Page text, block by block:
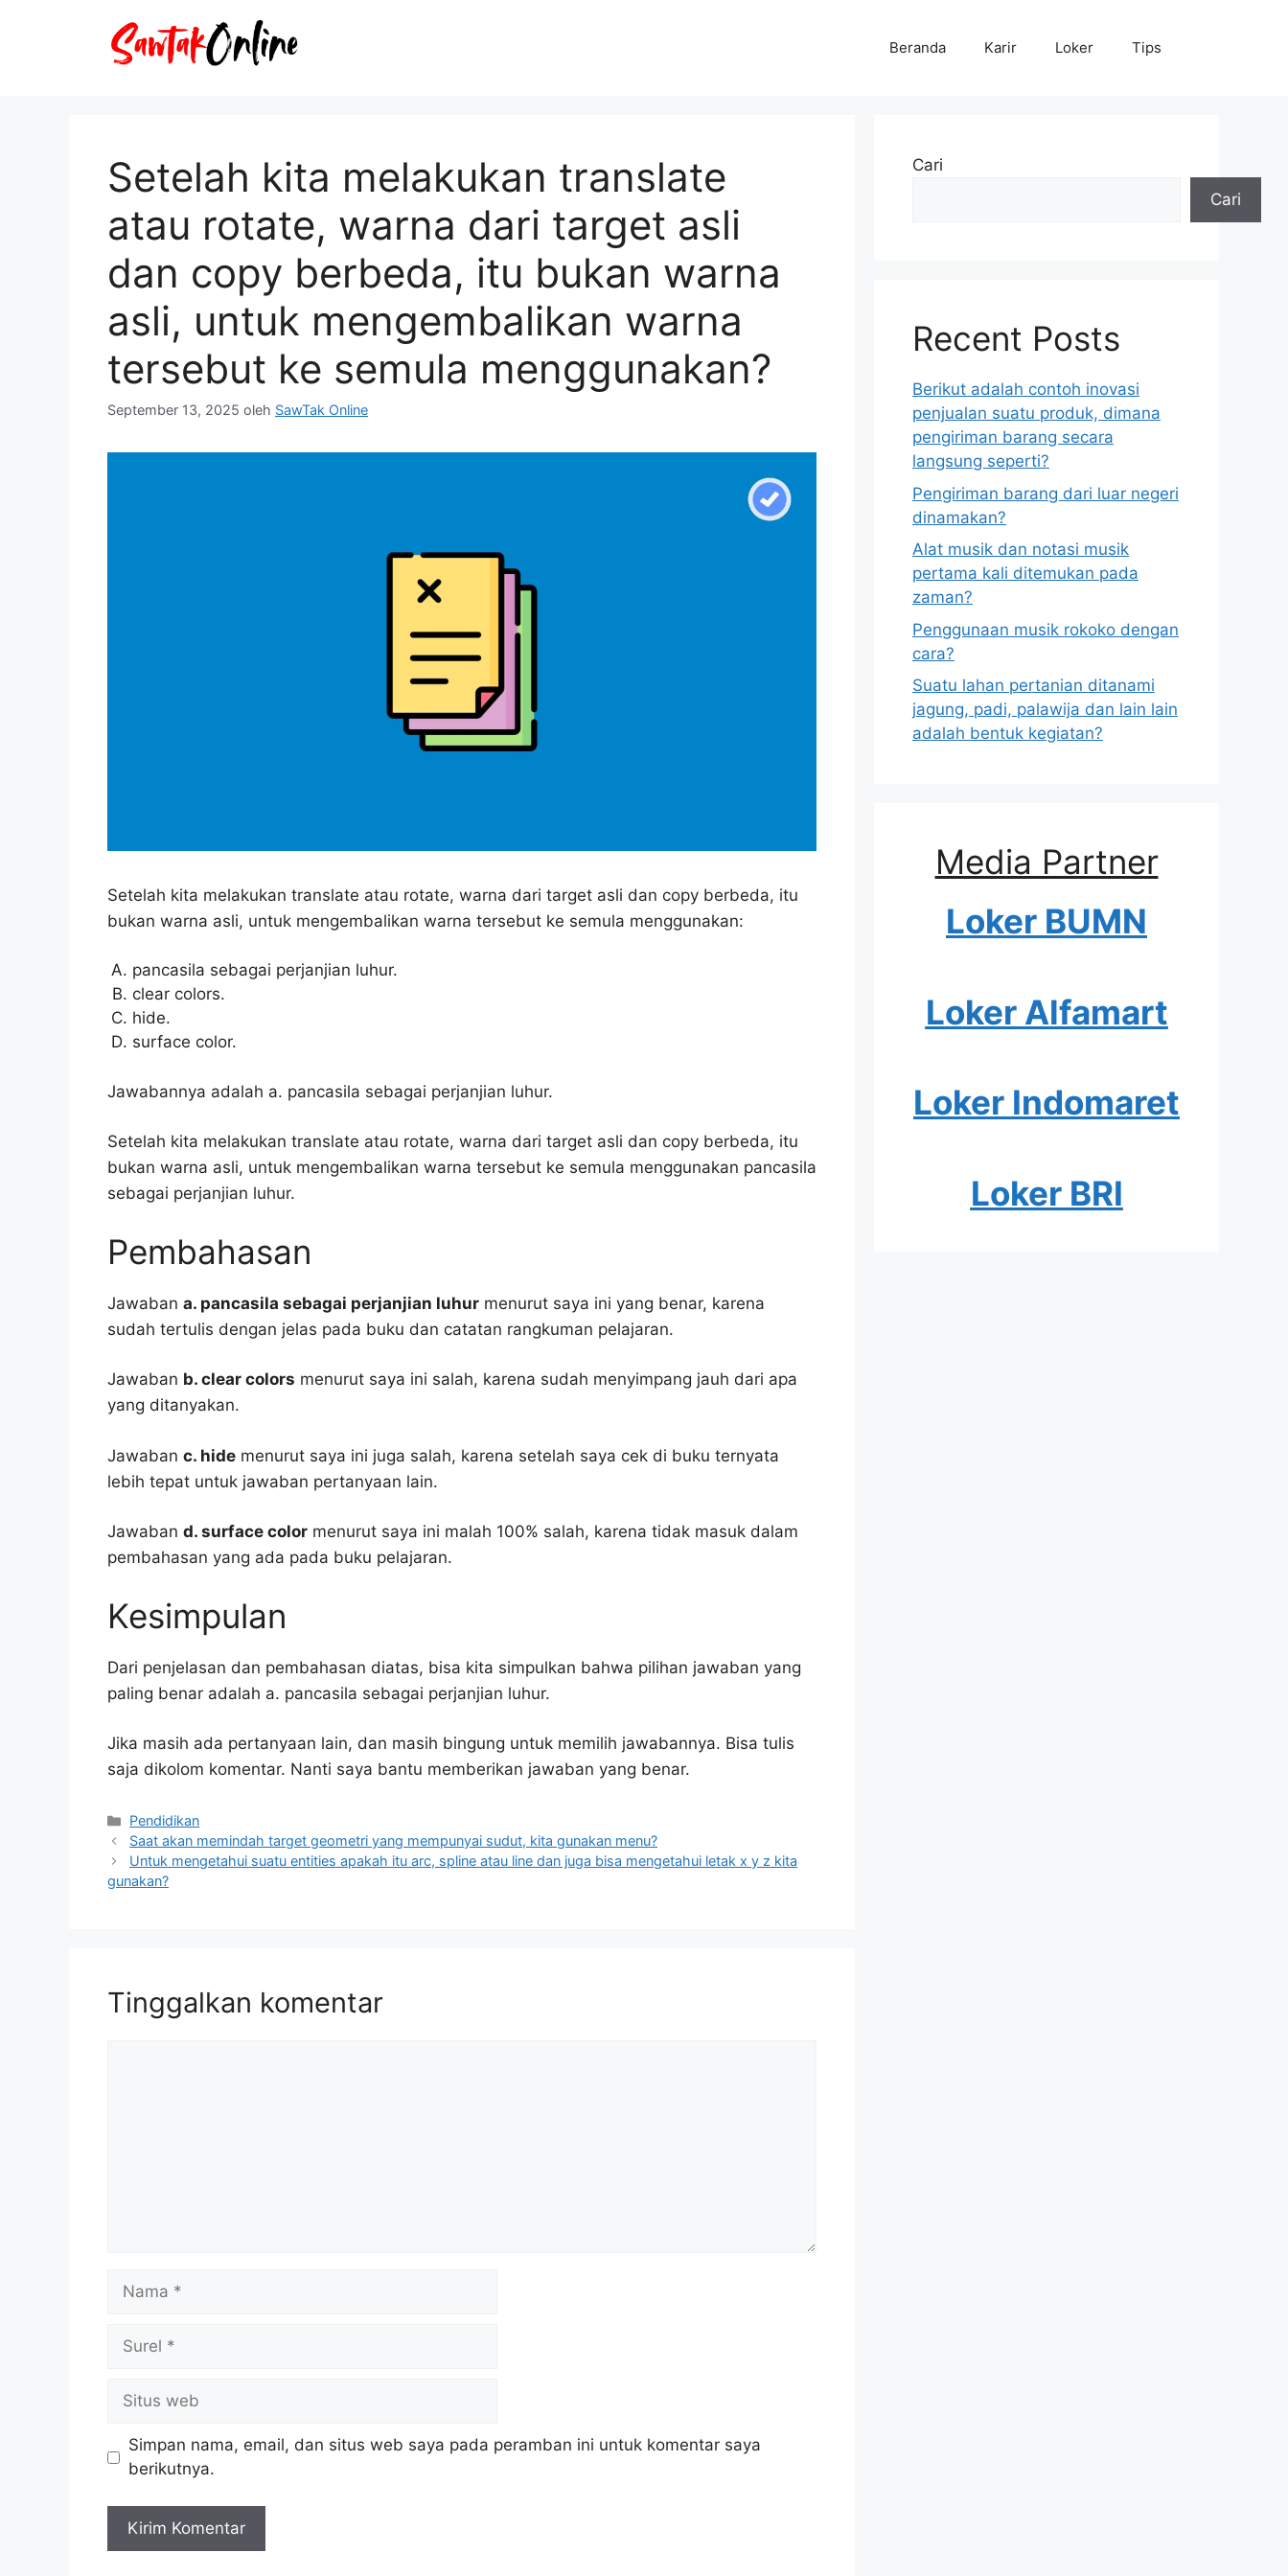
Beranda Karir Loker Tips
Setelah kita melakukan translate
atau rotate, warna dari target asli
dan copy berbeda, itu bukan warna
asli, untuk mengembalikan warna
tersebut ke semula menggunakan?
September 13, 2025 oleh SawTak Online
Setelah kita melakukan translate atau rotate, warna dari target asli dan copy berbeda, itu
bukan warna asli, untuk mengembalikan warna tersebut ke semula menggunakan:
pancasila sebagai perjanjian luhur.
clear colors.
hide.
surface color.
Jawabannya adalah a. pancasila sebagai perjanjian luhur.
Setelah kita melakukan translate atau rotate, warna dari target asli dan copy berbeda, itu
bukan warna asli, untuk mengembalikan warna tersebut ke semula menggunakan pancasila
sebagai perjanjian luhur.
Pembahasan
Jawaban a. pancasila sebagai perjanjian luhur menurut saya ini yang benar, karena
sudah tertulis dengan jelas pada buku dan catatan rangkuman pelajaran.
Jawaban b. clear colors menurut saya ini salah, karena sudah menyimpang jauh dari apa
yang ditanyakan.
Jawaban c. hide menurut saya ini juga salah, karena setelah saya cek di buku ternyata
lebih tepat untuk jawaban pertanyaan lain.
Jawaban d. surface color menurut saya ini malah 100% salah, karena tidak masuk dalam
pembahasan yang ada pada buku pelajaran.
Kesimpulan
Dari penjelasan dan pembahasan diatas, bisa kita simpulkan bahwa pilihan jawaban yang
paling benar adalah a. pancasila sebagai perjanjian luhur.
Jika masih ada pertanyaan lain, dan masih bingung untuk memilih jawabannya. Bisa tulis
saja dikolom komentar. Nanti saya bantu memberikan jawaban yang benar.
Kategori
Pendidikan
Saat akan memindah target geometri yang mempunyai sudut, kita gunakan menu?
Untuk mengetahui suatu entities apakah itu arc, spline atau line dan juga bisa mengetahui letak x y z kita
gunakan?
Tinggalkan komentar
Nama
Surel
Situs
web
Simpan nama, email, dan situs web saya pada peramban ini untuk komentar saya
berikutnya.
Cari
Cari
Recent Posts
Berikut adalah contoh inovasi
penjualan suatu produk, dimana
pengiriman barang secara
langsung seperti?
Pengiriman barang dari luar negeri
dinamakan?
Alat musik dan notasi musik
pertama kali ditemukan pada
zaman?
Penggunaan musik rokoko dengan
cara?
Suatu lahan pertanian ditanami
jagung, padi, palawija dan lain lain
adalah bentuk kegiatan?
Media Partner
Loker BUMN
Loker Alfamart
Loker Indomaret
Loker BRI